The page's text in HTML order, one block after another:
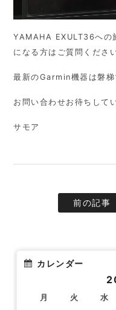
YAMAHA EXULT36への
になる方はご質問くださ
最新のGarmin機器は磐梯
お問い合わせお待ちして
サモア
前の記事
カレンダー
月 火 水